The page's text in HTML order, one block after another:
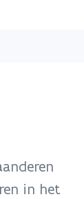
in het